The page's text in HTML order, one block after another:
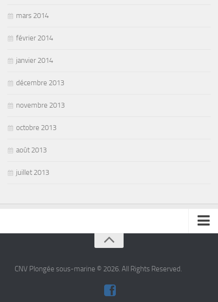
mars 2014
février 2014
janvier 2014
décembre 2013
novembre 2013
octobre 2013
août 2013
juillet 2013
CNV Plongée sous-marine © 2026. All Rights Reserved.